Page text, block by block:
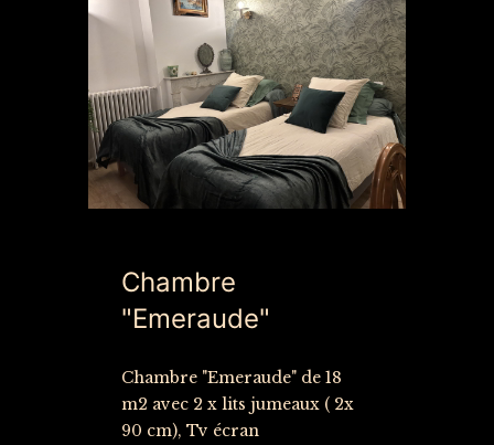
Chambre
"Emeraude"
Chambre "Emeraude" de 18
m2 avec 2 x lits jumeaux ( 2x
90 cm), Tv écran